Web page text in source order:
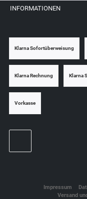
INFORMATIONEN
Klarna Sofortüberweisung
Klarna Rechnung Klarna
Vorkasse
Impressum
Versand